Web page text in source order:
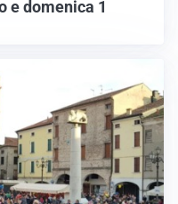
e domenica 1